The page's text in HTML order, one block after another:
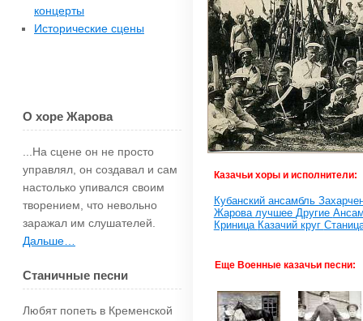
концерты
Исторические сцены
О хоре Жарова
...На сцене он не просто
управлял, он создавал и сам
настолько упи­вался своим
творением, что невольно
зара­жал им слушателей.
Дальше…
Станичные песни
Любят попеть в Кременской
Казачьи хоры и исполнители:
Кубанский ансамбль
Жарова лучшее Другие
Криница Казачий круг
Еще Военные казачьи песни: